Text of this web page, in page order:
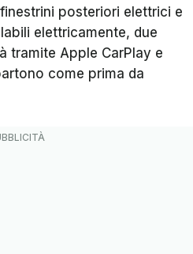
posteriori elettrici e
elettricamente, due
tramite Apple CarPlay e
come prima da